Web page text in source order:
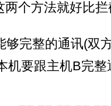
个方法就好比
完整的通讯(双
机要跟主机B完